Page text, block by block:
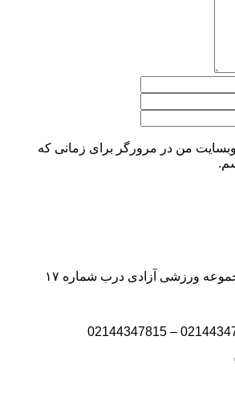
وبسایت من در مرورگر برای زمانی که
ورزشی آزادی درب شماره ۱۷